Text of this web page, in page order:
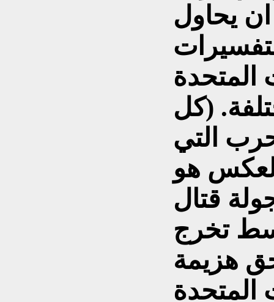
يحاول
المتحدة
(كل
التي
هو
قتال
تخرج
هزيمة
المتحدة